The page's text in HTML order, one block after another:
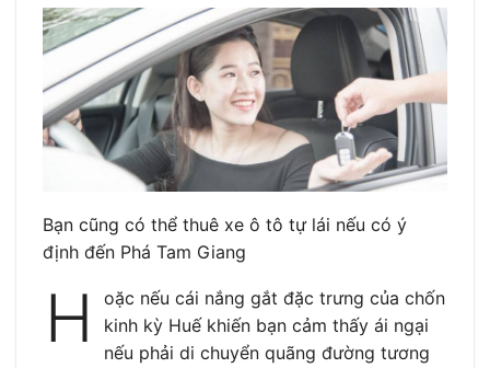
Bạn cũng có thể thuê xe ô tô tự lái nếu có ý
định đến Phá Tam Giang
H
oặc nếu cái nắng gắt đặc trưng của chốn
kinh kỳ Huế khiến bạn cảm thấy ái ngại
nếu phải di chuyển quãng đường tương